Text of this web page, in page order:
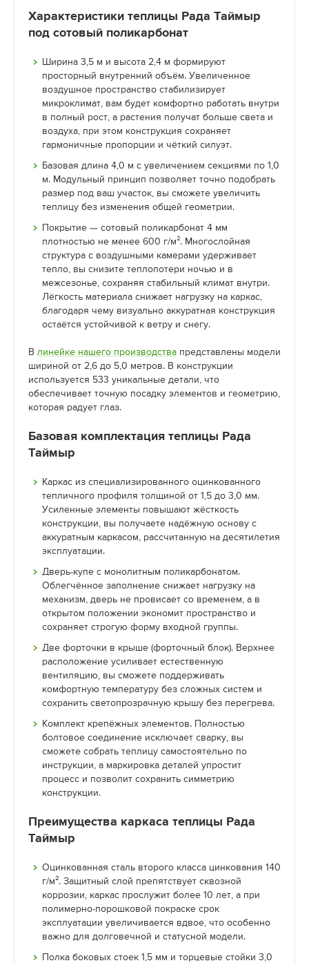
Характеристики теплицы Рада Таймыр
под сотовый поликарбонат
Ширина 3,5 м и высота 2,4 м формируют
просторный внутренний объём. Увеличенное
воздушное пространство стабилизирует
микроклимат, вам будет комфортно работать внутри
в полный рост, а растения получат больше света и
воздуха, при этом конструкция сохраняет
гармоничные пропорции и чёткий силуэт.
Базовая длина 4,0 м с увеличением секциями по 1,0
м. Модульный принцип позволяет точно подобрать
размер под ваш участок, вы сможете увеличить
теплицу без изменения общей геометрии.
Покрытие — сотовый поликарбонат 4 мм
плотностью не менее 600 г/м². Многослойная
структура с воздушными камерами удерживает
тепло, вы снизите теплопотери ночью и в
межсезонье, сохраняя стабильный климат внутри.
Лёгкость материала снижает нагрузку на каркас,
благодаря чему визуально аккуратная конструкция
остаётся устойчивой к ветру и снегу.
В линейке нашего производства представлены модели
шириной от 2,6 до 5,0 метров. В конструкции
используется 533 уникальные детали, что
обеспечивает точную посадку элементов и геометрию,
которая радует глаз.
Базовая комплектация теплицы Рада
Таймыр
Каркас из специализированного оцинкованного
тепличного профиля толщиной от 1,5 до 3,0 мм.
Усиленные элементы повышают жёсткость
конструкции, вы получаете надёжную основу с
аккуратным каркасом, рассчитанную на десятилетия
эксплуатации.
Дверь-купе с монолитным поликарбонатом.
Облегчённое заполнение снижает нагрузку на
механизм, дверь не провисает со временем, а в
открытом положении экономит пространство и
сохраняет строгую форму входной группы.
Две форточки в крыше (форточный блок). Верхнее
расположение усиливает естественную
вентиляцию, вы сможете поддерживать
комфортную температуру без сложных систем и
сохранить светопрозрачную крышу без перегрева.
Комплект крепёжных элементов. Полностью
болтовое соединение исключает сварку, вы
сможете собрать теплицу самостоятельно по
инструкции, а маркировка деталей упростит
процесс и позволит сохранить симметрию
конструкции.
Преимущества каркаса теплицы Рада
Таймыр
Оцинкованная сталь второго класса цинкования 140
г/м². Защитный слой препятствует сквозной
коррозии, каркас прослужит более 10 лет, а при
полимерно-порошковой покраске срок
эксплуатации увеличивается вдвое, что особенно
важно для долговечной и статусной модели.
Полка боковых стоек 1,5 мм и торцевые стойки 3,0